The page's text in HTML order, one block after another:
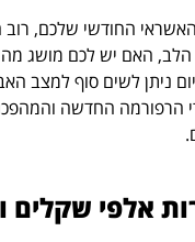
החודשי שלכם, רוב
הלב, האם יש לכם מושג
ניתן לשים סוף למצב
עד 50%. על ידי הרפורמה
אלפי שקלים